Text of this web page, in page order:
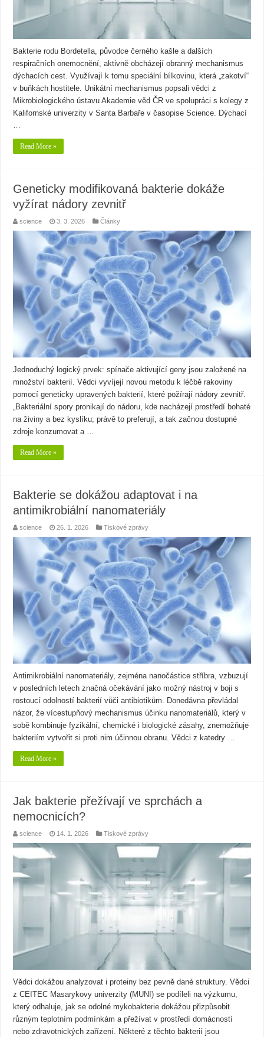
Bakterie rodu Bordetella, původce černého kašle a dalších
respiračních onemocnění, aktivně obcházejí obranný mechanismus
dýchacích cest. Využívají k tomu speciální bílkovinu, která „zakotví“
v buňkách hostitele. Unikátní mechanismus popsali vědci z
Mikrobiologického ústavu Akademie věd ČR ve spolupráci s kolegy z
Kalifornské univerzity v Santa Barbaře v časopise Science. Dýchací
…
Read More »
Geneticky modifikovaná bakterie dokáže
vyžírat nádory zevnitř
science 3. 3. 2026 Články
Jednoduchý logický prvek: spínače aktivující geny jsou založené na
množství bakterií. Vědci vyvíjejí novou metodu k léčbě rakoviny
pomocí geneticky upravených bakterií, které požírají nádory zevnitř.
„Bakteriální spory pronikají do nádoru, kde nacházejí prostředí bohaté
na živiny a bez kyslíku; právě to preferují, a tak začnou dostupné
zdroje konzumovat a …
Read More »
Bakterie se dokážou adaptovat i na
antimikrobiální nanomateriály
science 26. 1. 2026 Tiskové zprávy
Antimikrobiální nanomateriály, zejména nanočástice stříbra, vzbuzují
v posledních letech značná očekávání jako možný nástroj v boji s
rostoucí odolností bakterií vůči antibiotikům. Donedávna převládal
názor, že vícestupňový mechanismus účinku nanomateriálů, který v
sobě kombinuje fyzikální, chemické i biologické zásahy, znemožňuje
bakteriím vytvořit si proti nim účinnou obranu. Vědci z katedry …
Read More »
Jak bakterie přežívají ve sprchách a
nemocnicích?
science 14. 1. 2026 Tiskové zprávy
Vědci dokážou analyzovat i proteiny bez pevně dané struktury. Vědci
z CEITEC Masarykovy univerzity (MUNI) se podíleli na výzkumu,
který odhaluje, jak se odolné mykobakterie dokážou přizpůsobit
různým teplotním podmínkám a přežívat v prostředí domácností
nebo zdravotnických zařízení. Některé z těchto bakterií jsou